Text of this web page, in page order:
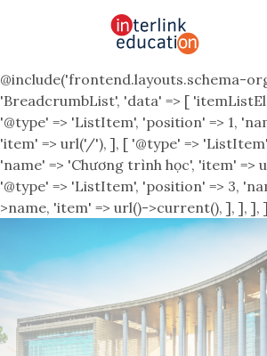
@include('frontend.layouts.schema-
'BreadcrumbList', 'data' => [
'@type' => 'ListItem', 'position' => 1,
'item' => url('/'), ], [ '@type' =>
'name' => 'Chương trình học', 'item'
'@type' => 'ListItem', 'position' => 3,
>name, 'item' => url()->current(), ], ], ],